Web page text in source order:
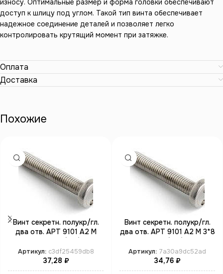
износу. Оптимальные размер и форма головки обеспечивают
доступ к шлицу под углом. Такой тип винта обеспечивает
надежное соединение деталей и позволяет легко
контролировать крутящий момент при затяжке.
Оплата
Доставка
Похожие
Винт секретн. полукр/гл.
два отв. АРТ 9101 А2 M
Артикул: c3df25459db8
37,28 ₽
Винт секретн. полукр/гл.
два отв. АРТ 9101 А2 M 3*8
Артикул: 7a30a9dc52ad
34,76 ₽